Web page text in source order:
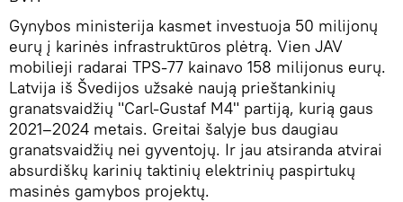
Gynybos ministerija kasmet investuoja 50 milijonų
eurų į karinės infrastruktūros plėtrą. Vien JAV
mobilieji radarai TPS-77 kainavo 158 milijonus eurų.
Latvija iš Švedijos užsakė naują prieštankinių
granatsvaidžių "Carl-Gustaf M4" partiją, kurią gaus
2021–2024 metais. Greitai šalyje bus daugiau
granatsvaidžių nei gyventojų. Ir jau atsiranda atvirai
absurdiškų karinių taktinių elektrinių paspirtukų
masinės gamybos projektų.